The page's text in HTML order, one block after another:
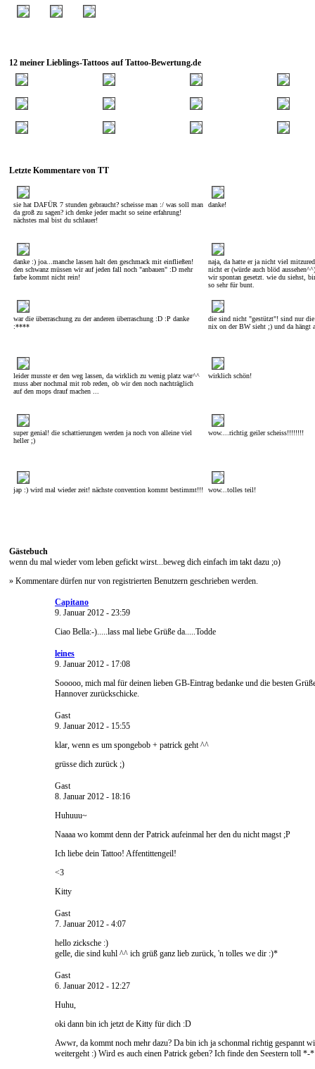
12 meiner Lieblings-Tattoos auf Tattoo-Bewertung.de
Letzte Kommentare von TT
sie hat DAFÜR 7 stunden gebraucht? scheisse man :/ was soll man
da groß zu sagen? ich denke jeder macht so seine erfahrung!
nächstes mal bist du schlauer!
danke!
danke :) joa...manche lassen halt den geschmack mit einfließen!
den schwanz müssen wir auf jeden fall noch "anbauen" :D mehr
farbe kommt nicht rein!
naja, da hatte er ja nicht viel
nicht er (würde auch blöd
wir spontan gesetzt. wie du siehst,
so sehr für bunt.
war die überraschung zu der anderen überraschung :D :P danke
:****
die sind nicht "gestützt"! sind nur
nix on der BW sieht ;) und da hängt
leider musste er den weg lassen, da wirklich zu wenig platz war^^
muss aber nochmal mit rob reden, ob wir den noch nachträglich
auf den mops drauf machen ...
wirklich schön!
super genial! die schattierungen werden ja noch von alleine viel
heller ;)
wow....richtig geiler scheiss!!!!!!!!
jap :) wird mal wieder zeit! nächste convention kommt bestimmt!!! wow...tolles teil!
Gästebuch
wenn du mal wieder vom leben gefickt wirst...beweg dich einfach im takt dazu ;o)
» Kommentare dürfen nur von registrierten Benutzern geschrieben werden.
Capitano
9. Januar 2012 - 23:59
Ciao Bella:-).....lass mal liebe Grüße da.....Todde
leines
9. Januar 2012 - 17:08
Sooooo, mich mal für deinen lieben GB-Eintrag bedanke und die besten
Hannover zurückschicke.
Gast
9. Januar 2012 - 15:55
klar, wenn es um spongebob + patrick geht ^^
grüsse dich zurück ;)
Gast
8. Januar 2012 - 18:16
Huhuuu~
Naaaa wo kommt denn der Patrick aufeinmal her den du nicht magst ;P
Ich liebe dein Tattoo! Affentittengeil!
<3
Kitty
Gast
7. Januar 2012 - 4:07
hello zicksche :)
gelle, die sind kuhl ^^ ich grüß ganz lieb zurück, 'n tolles we dir :)*
Gast
6. Januar 2012 - 12:27
Huhu,
oki dann bin ich jetzt de Kitty für dich :D
Awwr, da kommt noch mehr dazu? Da bin ich ja schonmal richtig gespannt
weitergeht :) Wird es auch einen Patrick geben? Ich finde den Seestern toll *-*